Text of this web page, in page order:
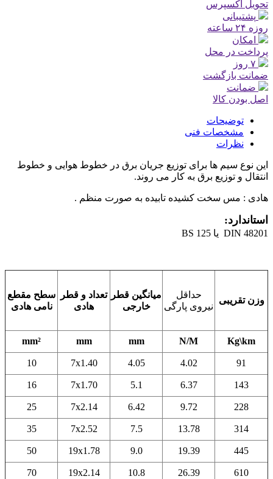
تحویل اکسپرس
پشتیبانی
روزه ۲۴ ساعته
امکان
پرداخت در محل
۷ روز
ضمانت بازگشت
ضمانت
اصل بودن کالا
توضیحات
مشخصات فنی
نظرات
این نوع سیم ها برای توزیع جریان برق در خطوط هوایی و خطوط
انتقال و توزیع برق به کار می روند.
هادی : مس سخت کشیده تابیده به صورت منظم .
استاندارد:
DIN 48201 یا BS 125
وزن تقریبی
حداقل
نیروی پارگی
میانگین قطر
خارجی
تعداد و قطر
هادی
سطح مقطع
نامی هادی
Kg\km
N/M
mm
mm
mm²
91
4.02
4.05
7x1.40
10
143
6.37
5.1
7x1.70
16
228
9.72
6.42
7x2.14
25
314
13.78
7.5
7x2.52
35
445
19.39
9.0
19x1.78
50
610
26.39
10.8
19x2.14
70